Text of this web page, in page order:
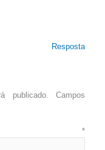
Resposta
publicado.
Campos
*